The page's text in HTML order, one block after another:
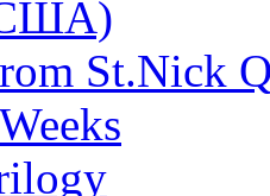
St.Nick